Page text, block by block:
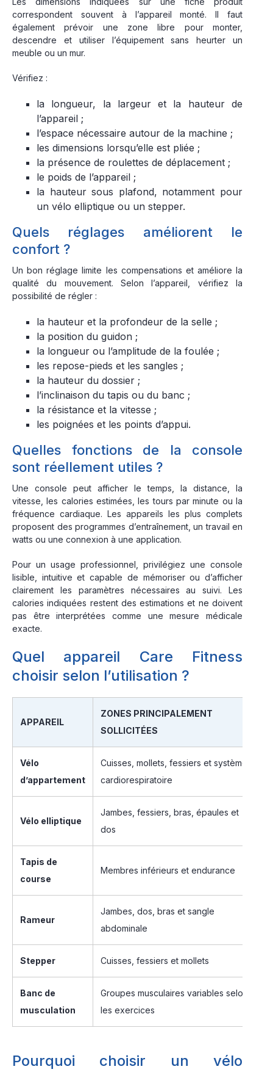
correspondent souvent à l’appareil monté. Il faut
également prévoir une zone libre pour monter,
descendre et utiliser l’équipement sans heurter un
meuble ou un mur.
Vérifiez :
la longueur, la largeur et la hauteur de
l’appareil ;
l’espace nécessaire autour de la machine ;
les dimensions lorsqu’elle est pliée ;
la présence de roulettes de déplacement ;
le poids de l’appareil ;
la hauteur sous plafond, notamment pour
un vélo elliptique ou un stepper.
Quels réglages améliorent le
confort ?
Un bon réglage limite les compensations et améliore la
qualité du mouvement. Selon l’appareil, vérifiez la
possibilité de régler :
la hauteur et la profondeur de la selle ;
la position du guidon ;
la longueur ou l’amplitude de la foulée ;
les repose-pieds et les sangles ;
la hauteur du dossier ;
l’inclinaison du tapis ou du banc ;
la résistance et la vitesse ;
les poignées et les points d’appui.
Quelles fonctions de la console
sont réellement utiles ?
Une console peut afficher le temps, la distance, la
vitesse, les calories estimées, les tours par minute ou la
fréquence cardiaque. Les appareils les plus complets
proposent des programmes d’entraînement, un travail en
watts ou une connexion à une application.
Pour un usage professionnel, privilégiez une console
lisible, intuitive et capable de mémoriser ou d’afficher
clairement les paramètres nécessaires au suivi. Les
calories indiquées restent des estimations et ne doivent
pas être interprétées comme une mesure médicale
exacte.
Quel appareil Care Fitness
choisir selon l’utilisation ?
APPAREIL
ZONES PRINCIPALEMENT
SOLLICITÉES
Vélo
d’appartement
Cuisses, mollets, fessiers et système
cardiorespiratoire
Vélo elliptique
Jambes, fessiers, bras, épaules et
dos
Tapis de
course
Membres inférieurs et endurance
Rameur
Jambes, dos, bras et sangle
abdominale
Stepper Cuisses, fessiers et mollets
Banc de
musculation
Groupes musculaires variables selon
les exercices
Pourquoi choisir un vélo